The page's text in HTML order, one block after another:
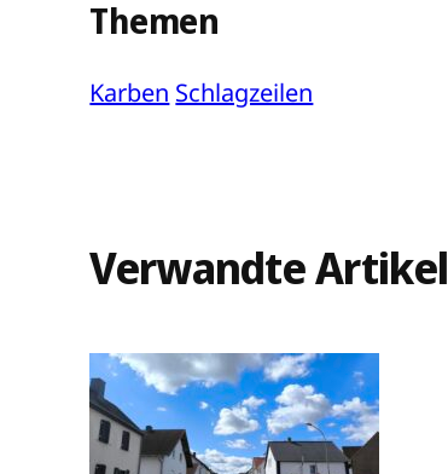
Themen
Karben Schlagzeilen
Verwandte Artikel